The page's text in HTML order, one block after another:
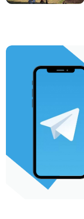
https://t.me/minskctvby